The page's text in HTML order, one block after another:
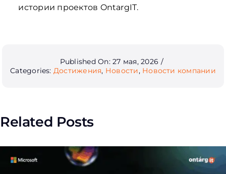
истории проектов OntargIT.
Published On: 27 мая, 2026 /
Categories: Достижения, Новости, Новости компании
Related Posts